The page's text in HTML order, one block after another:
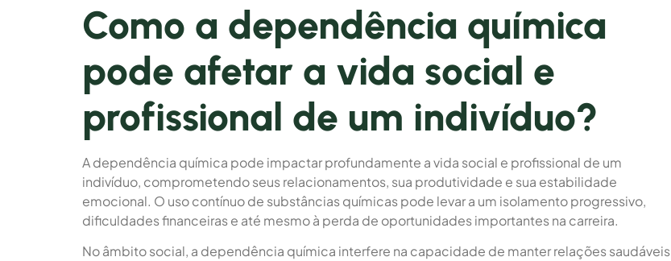
Como a dependência química
pode afetar a vida social e
profissional de um indivíduo?
A dependência química pode impactar profundamente a vida social e profissional de um
indivíduo, comprometendo seus relacionamentos, sua produtividade e sua estabilidade
emocional. O uso contínuo de substâncias químicas pode levar a um isolamento progressivo,
dificuldades financeiras e até mesmo à perda de oportunidades importantes na carreira.
No âmbito social, a dependência química interfere na capacidade de manter relações saudáveis